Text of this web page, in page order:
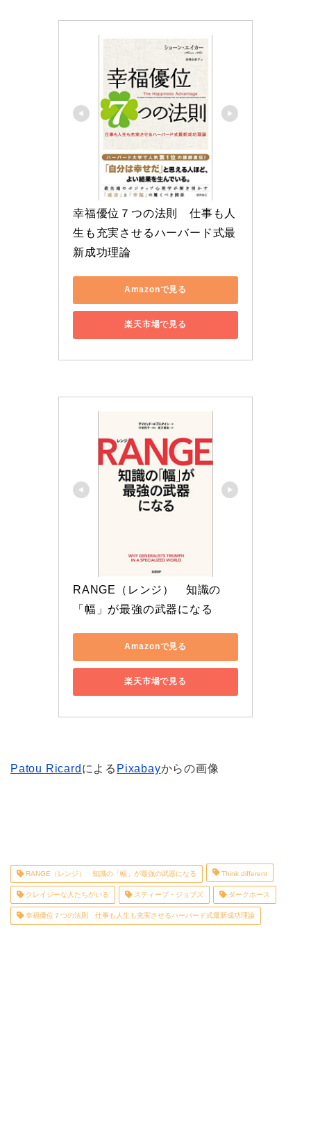
幸福優位７つの法則　仕事も人
生も充実させるハーバード式最
新成功理論
Amazonで見る
楽天市場で見る
RANGE（レンジ）　知識の
「幅」が最強の武器になる
Amazonで見る
楽天市場で見る
Patou Ricard による Pixabayからの画像
RANGE（レンジ） 知識の「幅」が最強の武器になる Think different
クレイジーな人たちがいる スティーブ・ジョブズ ダークホース
幸福優位７つの法則 仕事も人生も充実させるハーバード式最新成功理論